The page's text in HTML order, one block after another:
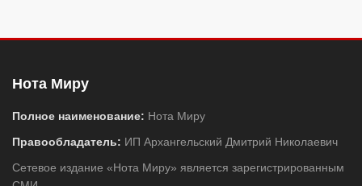
Нота Миру
Полное наименование: Нота Миру
Правообладатель: ИП Архангельский Дмитрий Николаевич
Сетевое издание «Нота Миру» является зарегистрированным